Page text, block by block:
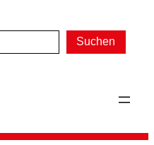
Suchen